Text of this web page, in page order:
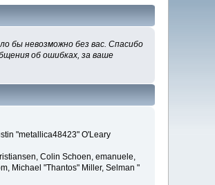
бы невозможно без вас. Спасибо
об ошибках, за ваше
"metallica48423" O'Leary
Colin Schoen, emanuele,
Michael "Thantos" Miller, Selman "